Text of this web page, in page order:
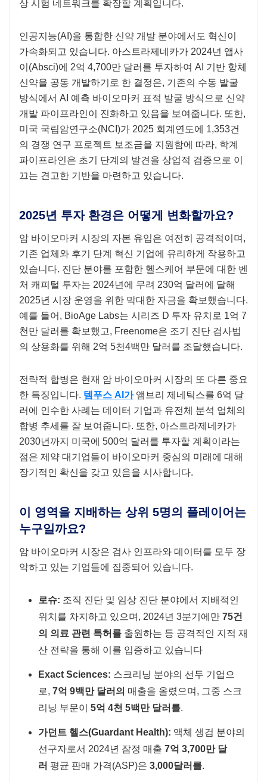
상 시험 네트워크를 확장할 계획입니다.
인공지능(AI)을 통합한 신약 개발 분야에서도 혁신이
가속화되고 있습니다. 아스트라제네카가 2024년 앱사
이(Absci)에 2억 4,700만 달러를 투자하여 AI 기반 항체
신약을 공동 개발하기로 한 결정은, 기존의 수동 발굴
방식에서 AI 예측 바이오마커 표적 발굴 방식으로 신약
개발 파이프라인이 진화하고 있음을 보여줍니다. 또한,
미국 국립암연구소(NCI)가 2025 회계연도에 1,353건
의 경쟁 연구 프로젝트 보조금을 지원함에 따라, 학계
파이프라인은 초기 단계의 발견을 상업적 검증으로 이
끄는 견고한 기반을 마련하고 있습니다.
2025년 투자 환경은 어떻게 변화할까요?
암 바이오마커 시장의 자본 유입은 여전히 ​​공격적이며,
기존 업체와 후기 단계 혁신 기업에 유리하게 작용하고
있습니다. 진단 분야를 포함한 헬스케어 부문에 대한 벤
처 캐피털 투자는 2024년에 무려 230억 달러에 달해
2025년 시장 운영을 위한 막대한 자금을 확보했습니다.
예를 들어, BioAge Labs는 시리즈 D 투자 유치로 1억 7
천만 달러를 확보했고, Freenome은 조기 진단 검사법
의 상용화를 위해 2억 5천4백만 달러를 조달했습니다.
전략적 합병은 현재 암 바이오마커 시장의 또 다른 중요
한 특징입니다. 템푸스 AI가앰브리 제네틱스를 6억 달
러에 인수한 사례는 데이터 기업과 유전체 분석 업체의
합병 추세를 잘 보여줍니다. 또한, 아스트라제네카가
2030년까지 미국에 500억 달러를 투자할 계획이라는
점은 제약 대기업들이 바이오마커 중심의 미래에 대해
장기적인 확신을 갖고 있음을 시사합니다.
이 영역을 지배하는 상위 5명의 플레이어는
누구일까요?
암 바이오마커 시장은 검사 인프라와 데이터를 모두 장
악하고 있는 기업들에 집중되어 있습니다.
로슈: 조직 진단 및 임상 진단 분야에서 지배적인
위치를 차지하고 있으며, 2024년 3분기에만 75건
의 의료 관련 특허를 출원하는 등 공격적인 지적 재
산 전략을 통해 이를 입증하고 있습니다
Exact Sciences: 스크리닝 분야의 선두 기업으
로, 7억 9백만 달러의 매출을 올렸으며, 그중 스크
리닝 부문이 5억 4천 5백만 달러를.
가던트 헬스(Guardant Health): 액체 생검 분야의
선구자로서 2024년 잠정 매출 7억 3,700만 달
러 평균 판매 가격(ASP)은 3,000달러를.